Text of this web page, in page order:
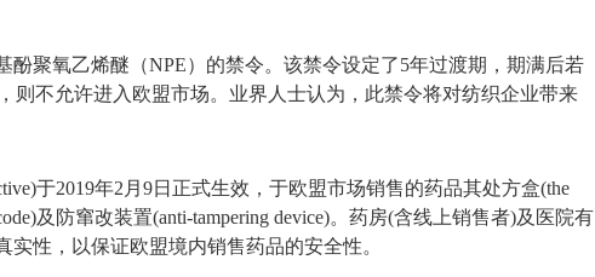
聚氧乙烯醚（NPE）的禁令。该禁令设定了5年过渡期，期满后若
则不允许进入欧盟市场。业界人士认为，此禁令将对纺织企业带来
于2019年2月9日正式生效，于欧盟市场销售的药品其处方盒(the
及防窜改装置(anti-tampering device)。药房(含线上销售者)及医院有
性，以保证欧盟境内销售药品的安全性。